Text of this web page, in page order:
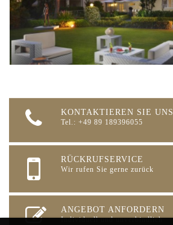
KONTAKTIEREN SIE UNS
Tel.: +49 89 189396055
RÜCKRUFSERVICE
Wir rufen Sie gerne zurück
ANGEBOT ANFORDERN
Individuell und unverbindlich